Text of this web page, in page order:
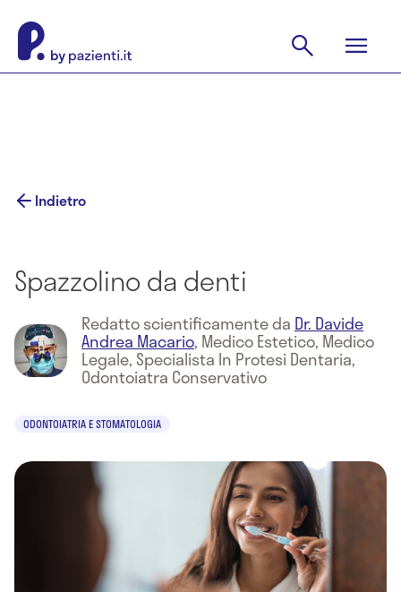
Indietro
Spazzolino da denti
Redatto scientificamente da Dr. Davide
Andrea Macario, Medico Estetico, Medico
Legale, Specialista In Protesi Dentaria,
Odontoiatra Conservativo
ODONTOIATRIA E STOMATOLOGIA